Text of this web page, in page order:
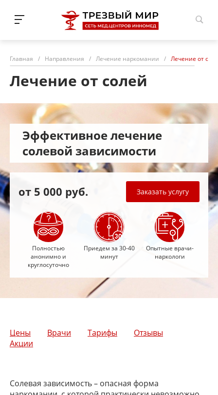
Главная / Направления / Лечение наркомании / Лечение от
Лечение от солей
Эффективное лечение
солевой зависимости
от 5 000 руб. Заказать услугу
Полностью
анонимно и
круглосуточно
Приедем за 30-40
минут
Опытные врачи-
наркологи
Цены Врачи Тарифы
Отзывы
Акции
Солевая зависимость – опасная форма